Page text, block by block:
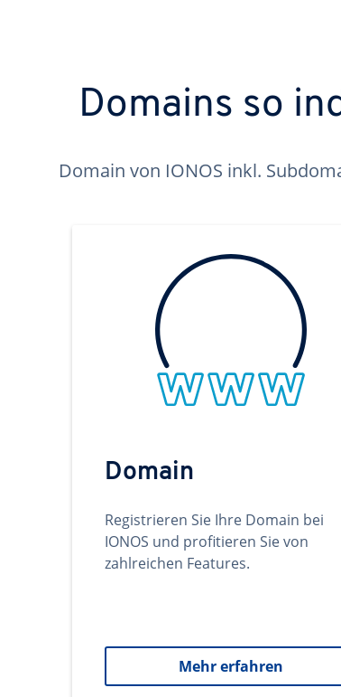
Domains so
Domain von IONOS inkl.
Domain
Registrieren Sie Ihre Domain bei
IONOS und profitieren Sie von
zahlreichen Features.
Mehr erfahren